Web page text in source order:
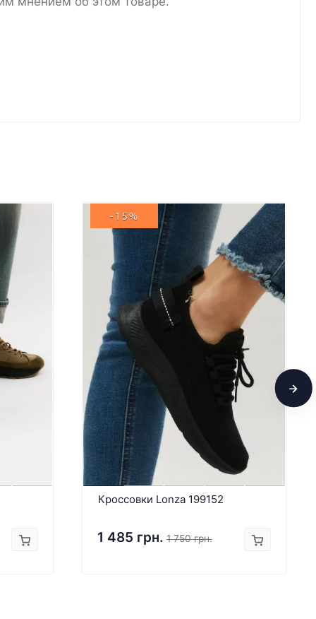
-15%
Кроссовки Lonza 199152
1 485 грн. 1 750 грн.